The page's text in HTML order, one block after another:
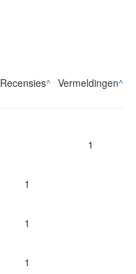
Recensies^ Vermeldingen^
1
1
1
1